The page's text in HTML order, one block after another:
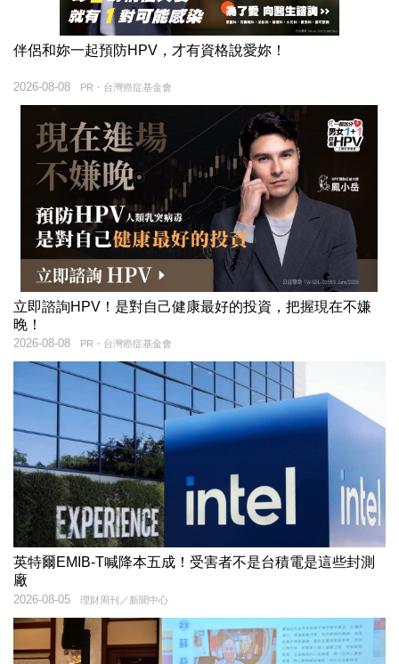
伴侶和妳一起預防HPV，才有資格說愛妳！
PR・台灣癌症基金會
2026-08-08
立即諮詢HPV！是對自己健康最好的投資，把握現在不嫌
晚！
PR・台灣癌症基金會
2026-08-08
英特爾EMIB-T喊降本五成！受害者不是台積電是這些封測
廠
理財周刊／新聞中心
2026-08-05